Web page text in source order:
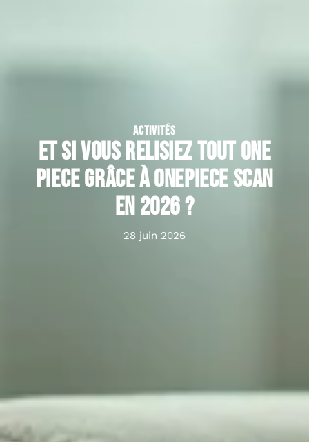
ACTIVITÉS
Et si vous relisiez tout One
Piece grâce à onepiece scan
en 2026 ?
28 juin 2026